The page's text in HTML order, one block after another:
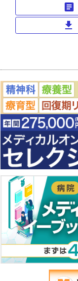
article
download